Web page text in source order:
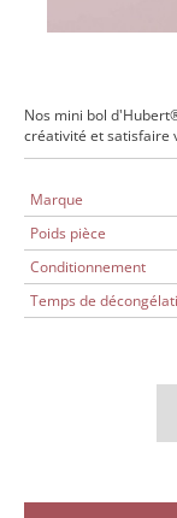
Nos mini bol
créativité et satisfaire
Marque
Poids pièce
Conditionnement
Temps de